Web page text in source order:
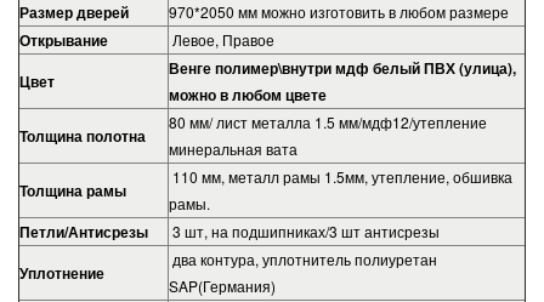
Размер дверей 970*2050 мм можно изготовить в любом размере
Открывание Левое, Правое
Цвет
Венге полимер\внутри мдф белый ПВХ (улица),
можно в любом цвете
Толщина полотна
80 мм/ лист металла 1.5 мм/мдф12/утепление
минеральная вата
Толщина рамы
110 мм, металл рамы 1.5мм, утепление, обшивка
рамы.
Петли/Антисрезы 3 шт, на подшипниках/3 шт антисрезы
Уплотнение
два контура, уплотнитель полиуретан
SAP(Германия)